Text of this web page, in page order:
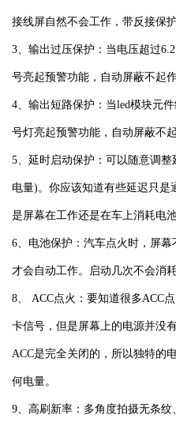
接线屏自然不会工作，带反接保
3、输出过压保护：当电压超过
号亮起预警功能，自动屏蔽不起作
4、输出短路保护：当led模块元
号灯亮起预警功能，自动屏蔽不起
5、延时启动保护：可以随意调
电量)。你应该知道有些延迟只
是屏幕在工作还是在车上消耗电池
6、电池保护：汽车点火时，屏
才会自动工作。启动几次不会消
8、 ACC点火：要知道很多ACC
卡信号，但是屏幕上的电源并没
ACC是完全关闭的，所以独特的
何电量。
9、高刷新率：多角度拍摄无条纹